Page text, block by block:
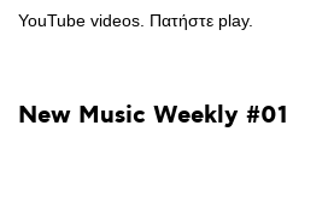
YouTube videos. Πατήστε play.
New Music Weekly #01